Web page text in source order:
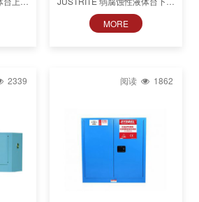
891222/891502/891522
储存柜892302/892322
MORE
2339 阅读 1862